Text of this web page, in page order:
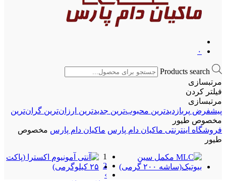
۰
Products search
کردن
پربازدیدترین محبوب‌ترین جدیدترین ارزان‌ترین گران‌ترین
طیور
اینترنتی ماکیان دام پارس ماکیان دام پارس مخصوص
1
2